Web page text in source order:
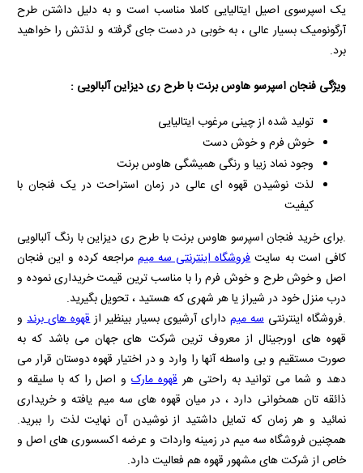
یک اسپرسوی اصیل ایتالیایی کاملا مناسب است و به دلیل داشتن طرح
آرگونومیک بسیار عالی ، به خوبی در دست جای گرفته و لذتش را خواهید
برد.
ویژگی فنجان اسپرسو هاوس برنت با طرح ری دیزاین آلبالویی :
تولید شده از چینی مرغوب ایتالیایی
خوش فرم و خوش دست
وجود نماد زیبا و رنگی همیشگی هاوس برنت
لذت نوشیدن قهوه ای عالی در زمان استراحت در یک فنجان با
کیفیت
.برای خرید فنجان اسپرسو هاوس برنت با طرح ری دیزاین با رنگ آلبالویی
کافی است به سایتفروشگاه اینترنتی سه میم مراجعه کرده و این فنجان
اصل و خوش طرح و خوش فرم را با مناسب ترین قیمت خریداری نموده و
درب منزل خود در شیراز یا هر شهری که هستید ، تحویل بگیرید.
.فروشگاه اینترنتیسه میم دارای آرشیوی بسیار بینظیر ازقهوه های برندو
قهوه های اورجینال از معروف ترین شرکت های جهان می باشد که به
صورت مستقیم و بی واسطه آنها را وارد و در اختیار قهوه دوستان قرار می
دهد و شما می توانید به راحتی هر قهوه مارکو اصل را که با سلیقه و
ذائقه تان همخوانی دارد ، در میان قهوه های سه میم یافته و خریداری
نمائید و هر زمان که تمایل داشتید از نوشیدن آن نهایت لذت را ببرید.
همچنین فروشگاه سه میم در زمینه واردات و عرضه اکسسوری های اصل و
خاص از شرکت های مشهور قهوه هم فعالیت دارد.